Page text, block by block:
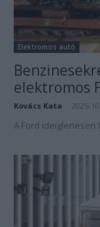
Elektromos autó
elektromos
Kovács Kata 2025-
A Ford ideiglenesen